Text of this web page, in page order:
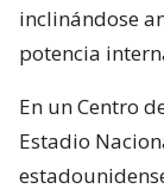
inclinándose
potencia
En un Centro
Estadio